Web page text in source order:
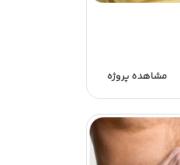
مشاهده پروژه